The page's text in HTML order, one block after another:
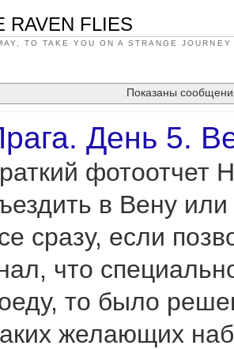
RAVEN FLIES
TO TAKE YOU ON A STRANGE JOURNEY
Показаны
День 5.
фотоотчет
в Вену
сразу, если
что
то было
желающих